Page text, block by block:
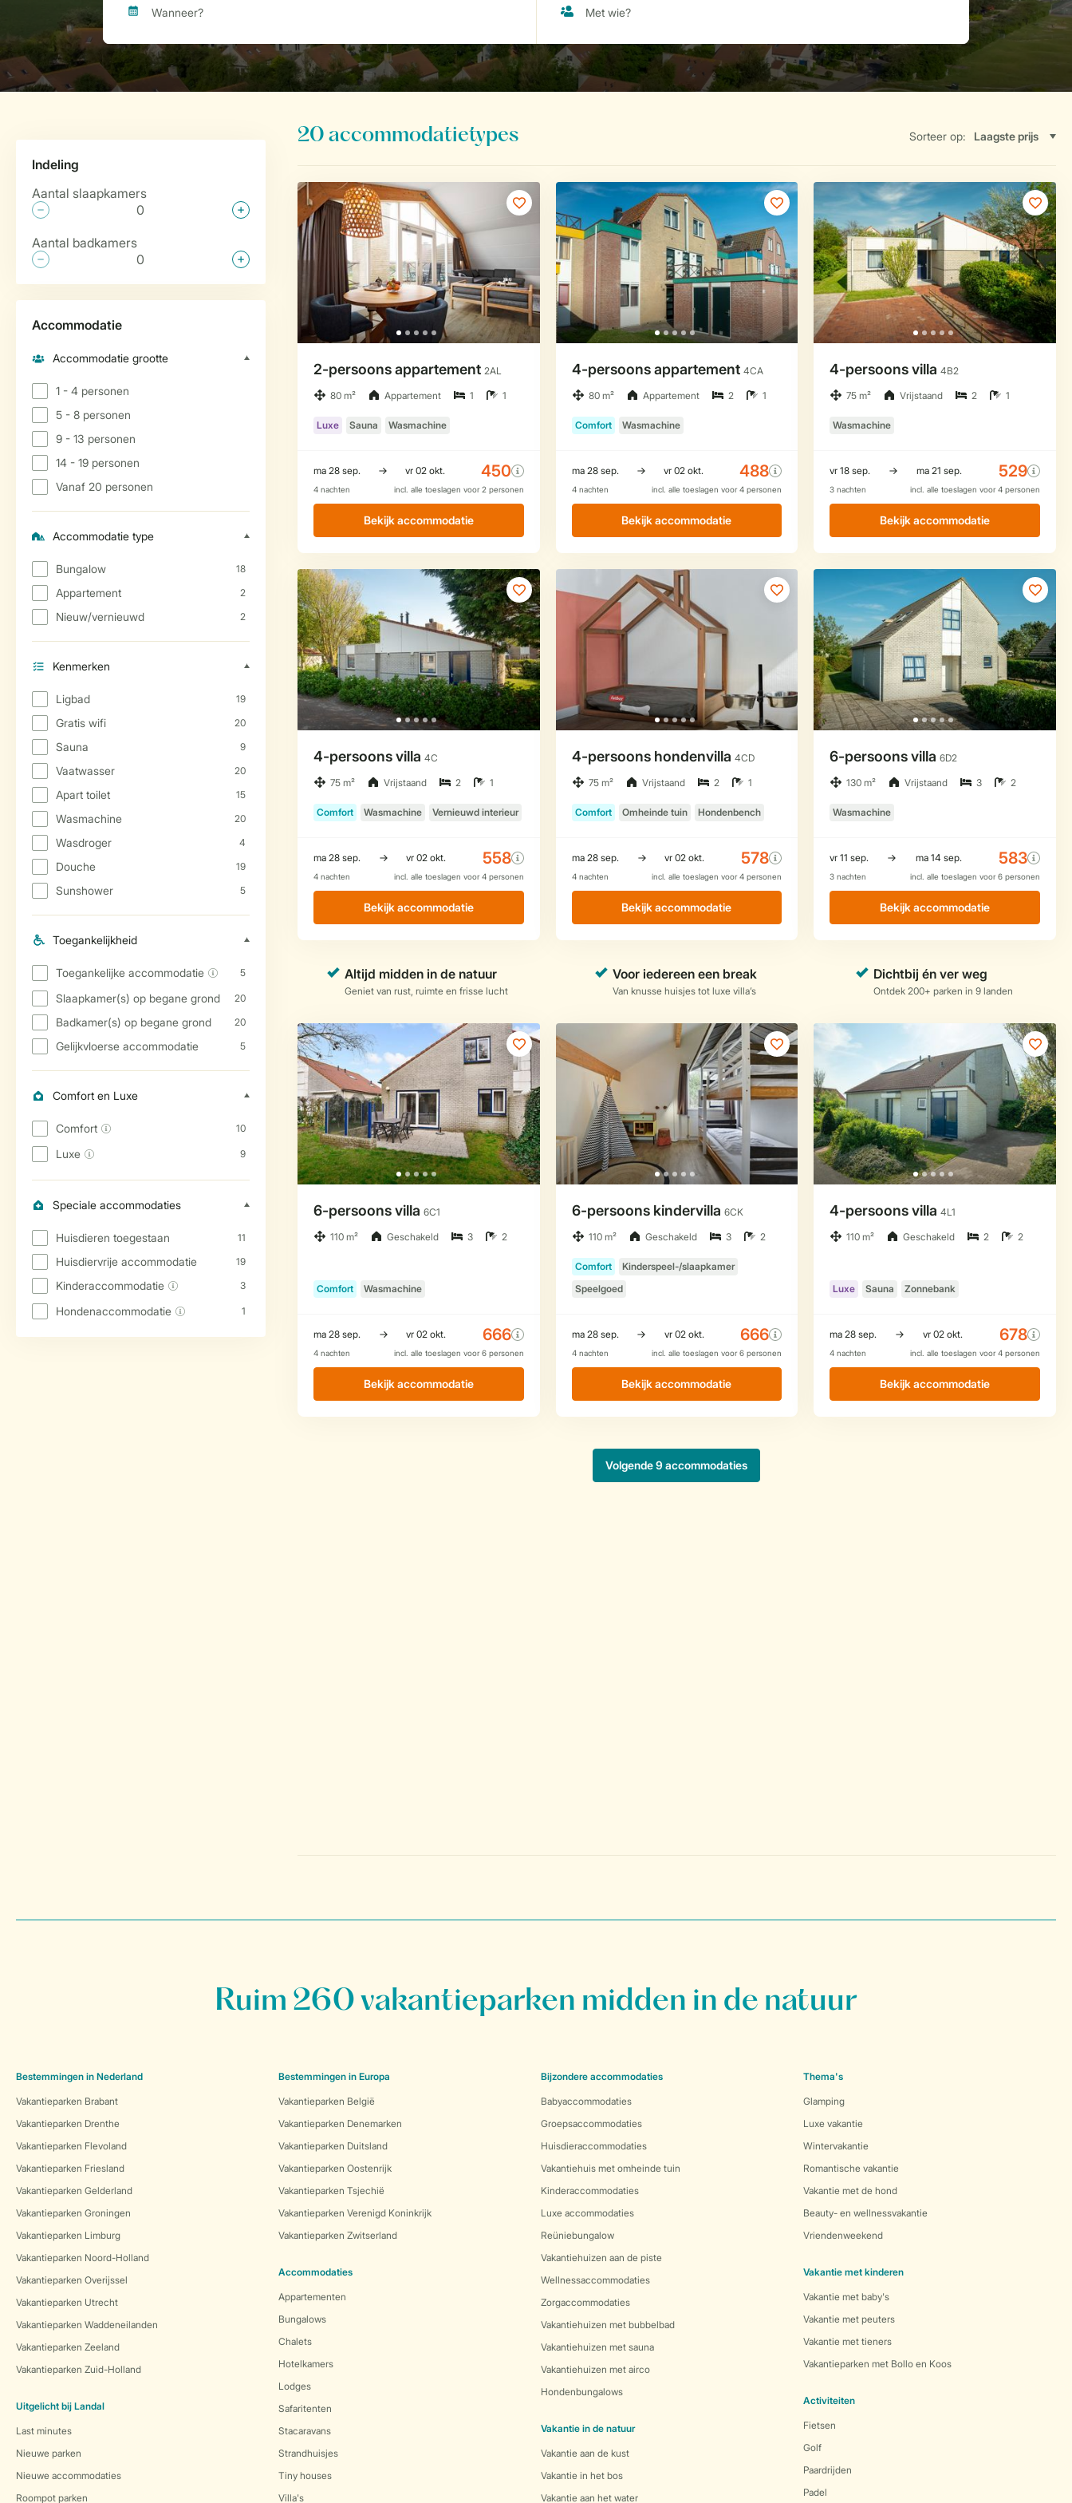
Sorteer op:
Ruim 260 vakantieparken midden in de natuur
Bestemmingen in Nederland
Vakantieparken Brabant
Vakantieparken Drenthe
Vakantieparken Flevoland
Vakantieparken Friesland
Vakantieparken Gelderland
Vakantieparken Groningen
Vakantieparken Limburg
Vakantieparken Noord-Holland
Vakantieparken Overijssel
Vakantieparken Utrecht
Vakantieparken Waddeneilanden
Vakantieparken Zeeland
Vakantieparken Zuid-Holland
Uitgelicht bij Landal
Last minutes
Nieuwe parken
Nieuwe accommodaties
Roompot parken
Bestemmingen in Europa
Vakantieparken België
Vakantieparken Denemarken
Vakantieparken Duitsland
Vakantieparken Oostenrijk
Vakantieparken Tsjechië
Vakantieparken Verenigd Koninkrijk
Vakantieparken Zwitserland
Accommodaties
Appartementen
Bungalows
Chalets
Hotelkamers
Lodges
Safaritenten
Stacaravans
Strandhuisjes
Tiny houses
Villa's
Bijzondere accommodaties
Babyaccommodaties
Groepsaccommodaties
Huisdieraccommodaties
Vakantiehuis met omheinde tuin
Kinderaccommodaties
Luxe accommodaties
Reüniebungalow
Vakantiehuizen aan de piste
Wellnessaccommodaties
Zorgaccommodaties
Vakantiehuizen met bubbelbad
Vakantiehuizen met sauna
Vakantiehuizen met airco
Hondenbungalows
Vakantie in de natuur
Vakantie aan de kust
Vakantie in het bos
Vakantie aan het water
Thema's
Glamping
Luxe vakantie
Wintervakantie
Romantische vakantie
Vakantie met de hond
Beauty- en wellnessvakantie
Vriendenweekend
Vakantie met kinderen
Vakantie met baby's
Vakantie met peuters
Vakantie met tieners
Vakantieparken met Bollo en Koos
Activiteiten
Fietsen
Golf
Paardrijden
Padel